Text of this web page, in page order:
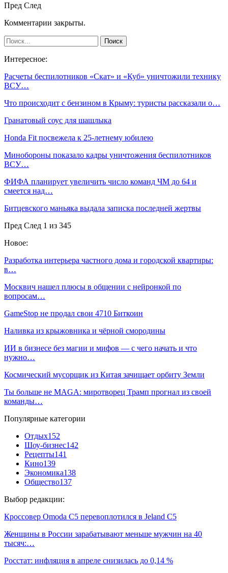
Пред След
Комментарии закрыты.
Интересное:
Расчеты беспилотников «Скат» и «Куб» уничтожили технику
ВСУ…
Что происходит с бензином в Крыму: туристы рассказали о…
Гранатовый соус для шашлыка
Honda Fit посвежела к 25-летнему юбилею
Минобороны показало кадры уничтожения беспилотников
ВСУ…
ФИФА планирует увеличить число команд ЧМ до 64 и
смеется над…
Битцевского маньяка выдала записка последней жертвы
Пред След 1 из 345
Новое:
Разработка интерьера частного дома и городской квартиры:
в…
Москвич нашел плюсы в общении с нейронкой по
вопросам…
GameStop не продал свои 4710 Биткоин
Наливка из крыжовника и чёрной смородины
ИИ в бизнесе без магии и мифов — с чего начать и что
нужно…
Космический мусорщик из Китая зачищает орбиту Земли
Ты больше не MAGA: миротворец Трамп прогнал из своей
команды…
Популярные категории
Отдых152
Шоу-бизнес142
Рецепты141
Кино139
Экономика138
Общество137
Выбор редакции:
Кроссовер Omoda C5 перевоплотился в Jeland C5
Женщины в России зарабатывают меньше мужчин на 40
тысяч:…
Росстат: инфляция в апреле снизилась до 0,14 %